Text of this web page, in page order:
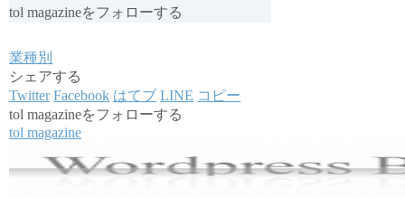
tol magazineをフォローする
業種別
シェアする
Twitter Facebook はてブ LINE コピー
tol magazineをフォローする
tol magazine